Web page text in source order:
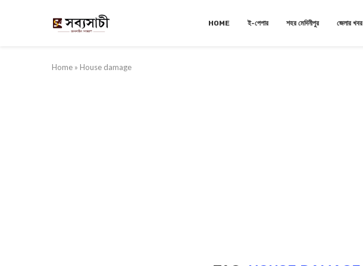
HOME ই-পেপার শহর মেদিনীপুর জেলার খবর
Home » House damage